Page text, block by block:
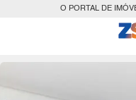
O PORTAL DE